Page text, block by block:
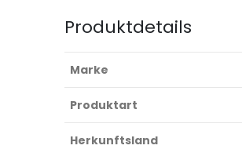
Produktdetails
Marke
Produktart
Herkunftsland